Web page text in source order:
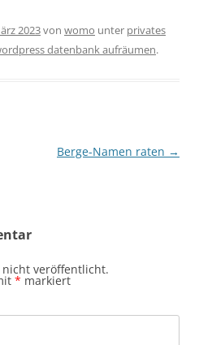
2023von womo unter privates
datenbank aufräumen.
Berge-Namen raten →
nicht veröffentlicht.
* markiert